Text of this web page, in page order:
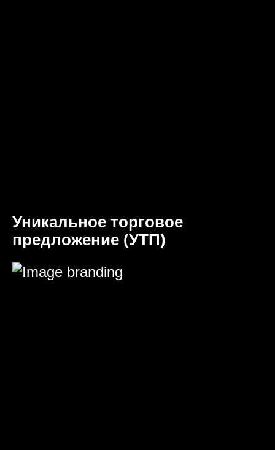
Уникальное торговое
предложение (УТП)